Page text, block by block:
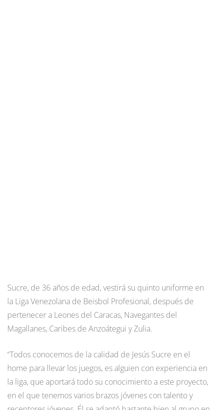
Sucre, de 36 años de edad, vestirá su quinto uniforme en
la Liga Venezolana de Beisbol Profesional, después de
pertenecer a Leones del Caracas, Navegantes del
Magallanes, Caribes de Anzoátegui y Zulia.
“Todos conocemos de la calidad de Jesús Sucre en el
home para llevar los juegos, es alguien con experiencia en
la liga, que aportará todo su conocimiento a este proyecto,
en el que tenemos varios brazos jóvenes con talento y